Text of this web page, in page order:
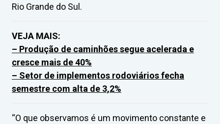
Rio Grande do Sul.
VEJA MAIS:
– Produção de caminhões segue acelerada e
cresce mais de 40%
– Setor de implementos rodoviários fecha
semestre com alta de 3,2%
“O que observamos é um movimento constante e